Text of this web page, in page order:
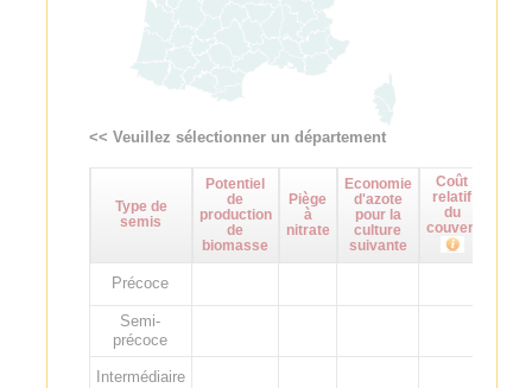
<< Veuillez sélectionner un département
Type de
semis
Potentiel
de
production
de
biomasse
Piège
à
nitrate
Economie
d'azote
pour la
culture
suivante
Coût
relatif
du
couvert
Précoce
Semi-
précoce
Intermédiaire